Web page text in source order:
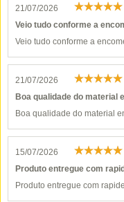
21/07/2026
Veio tudo conforme a
Veio tudo conforme a
21/07/2026
Boa qualidade do material
Boa qualidade do material
15/07/2026
Produto entregue com
Produto entregue com